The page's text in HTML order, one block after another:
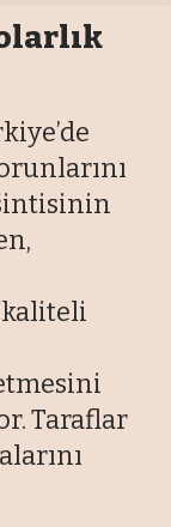
kaliteli
Taraflar